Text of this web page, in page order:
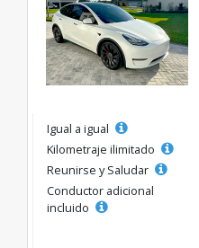
Igual a igual
Kilometraje ilimitado
Reunirse y Saludar
Conductor adicional
incluido